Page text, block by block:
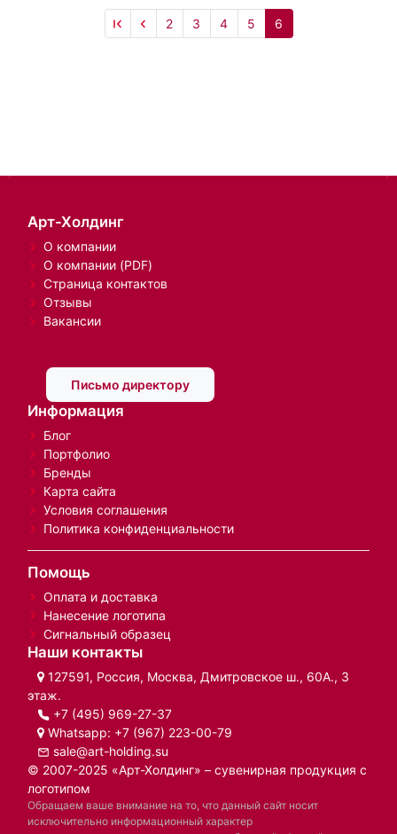
2 3 4 5 6
Арт-Холдинг
О компании
О компании (PDF)
Страница контактов
Отзывы
Вакансии
Письмо директору
Информация
Блог
Портфолио
Бренды
Карта сайта
Условия соглашения
Политика конфиденциальности
Помощь
Оплата и доставка
Нанесение логотипа
Сигнальный образец
Наши контакты
127591, Россия, Москва, Дмитровское ш., 60А., 3
этаж.
+7 (495) 969-27-37
Whatsapp: +7 (967) 223-00-79
sale@art-holding.su
© 2007-2025 «Арт-Холдинг» – сувенирная продукция с
логотипом
Обращаем ваше внимание на то, что данный сайт носит
исключительно информационный характер